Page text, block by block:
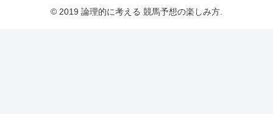
© 2019 論理的に考える 競馬予想の楽しみ方.